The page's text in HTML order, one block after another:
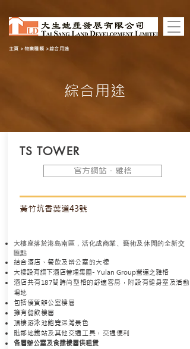
主頁 > 物業種類 >綜合用途
綜合用途
TS TOWER
官方網站 - 雅格
黃竹坑香葉道43號
​大樓座落於港島南區，活化成商業、藝術及休閒的全新交
匯點
結合酒店、餐飲及辨公室的大樓
大樓設有旗下酒店管理集團- Yulan Group營運之雅格
酒店共有187間時尚型格的舒適客房，附設有健身室及活動
場地
包括優質辦公室樓層
擁有餐飲樓層
頂樓游泳池飽覽深灣景色
毗鄰地鐵站及其他交通工具，交通便利
各層辦公室及食肆樓層供租賃